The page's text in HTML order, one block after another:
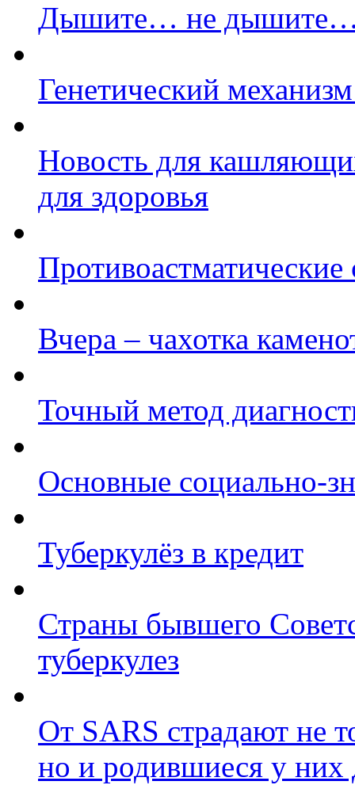
Дышите… не
Генетический
Новость для
для здоровья
Вчера – чахотка
Точный метод
Основные социально-
Туберкулёз в кредит
Страны бывшего
туберкулез
От SARS страдают не
но и родившиеся у них